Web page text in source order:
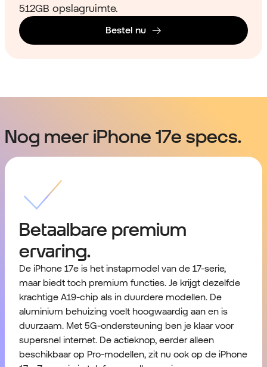
512GB opslagruimte.
Bestel nu
Nog meer iPhone 17e specs.
Betaalbare premium
ervaring.
De iPhone 17e is het instapmodel van de 17-serie,
maar biedt toch premium functies. Je krijgt dezelfde
krachtige A19-chip als in duurdere modellen. De
aluminium behuizing voelt hoogwaardig aan en is
duurzaam. Met 5G-ondersteuning ben je klaar voor
supersnel internet. De actieknop, eerder alleen
beschikbaar op Pro-modellen, zit nu ook op de iPhone